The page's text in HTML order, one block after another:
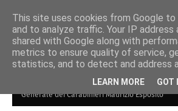
quarto appuntamento della rassegna “La
Generale dei Carabinieri Maurizio Esposito
This site uses cookies from Google
and to analyze traffic. Your IP address
shared with Google along with
metrics to ensure quality of service,
statistics, and to detect and address
LEARN MORE GOT